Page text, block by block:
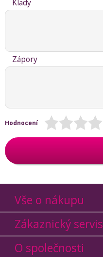
Klady
Zápory
Hodnocení
Vše o nákupu
Zákaznický servis
O společnosti